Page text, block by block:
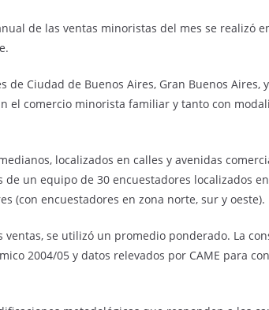
de las ventas minoristas del mes se realizó
de Ciudad de Buenos Aires, Gran Buenos Aires,
el comercio minorista familiar y tanto con
localizados en calles y avenidas
un equipo de 30 encuestadores localizados
(con encuestadores en zona norte, sur y oeste).
se utilizó un promedio ponderado. La
2004/05 y datos relevados por CAME para